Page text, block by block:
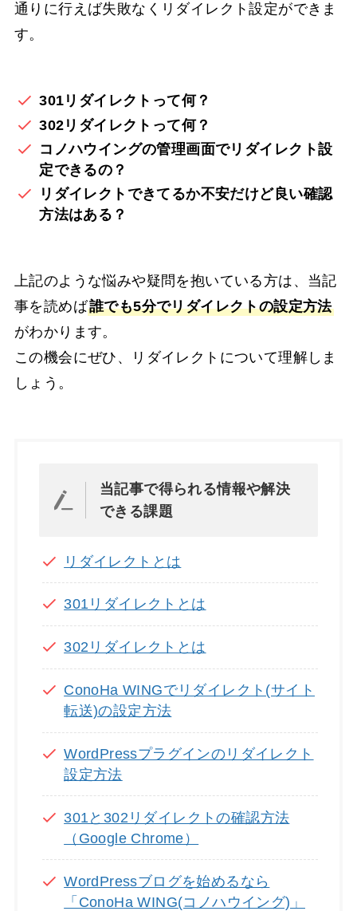
通りに行えば失敗なくリダイレクト設定ができま
す。
301リダイレクトって何？
302リダイレクトって何？
コノハウイングの管理画面でリダイレクト設
定できるの？
リダイレクトできてるか不安だけど良い確認
方法はある？
上記のような悩みや疑問を抱いている方は、当記
事を読めば誰でも5分でリダイレクトの設定方法
がわかります。
この機会にぜひ、リダイレクトについて理解しま
しょう。
当記事で得られる情報や解決
できる課題
リダイレクトとは
301リダイレクトとは
302リダイレクトとは
ConoHa WINGでリダイレクト(サイト
転送)の設定方法
WordPressプラグインのリダイレクト
設定方法
301と302リダイレクトの確認方法
（Google Chrome）
WordPressブログを始めるなら
「ConoHa WING(コノハウイング)」